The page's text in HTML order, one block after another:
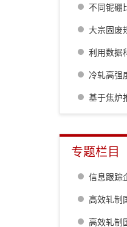
不同铌硼比对
大宗固废规模
利用数据
冷轧高强度低
基于焦炉推
专题栏目
信息跟踪
高效轧制国家工程研究中
高效轧制国家工程研究